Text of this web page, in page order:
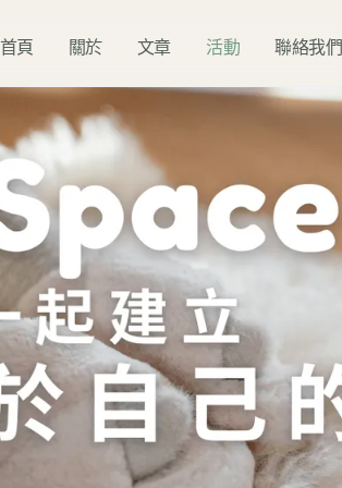
首頁 關於 文章 活動 聯絡我們